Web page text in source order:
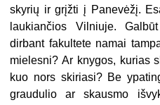
skyrių ir grįžti į Panevėžį.
laukiančios Vilniuje.
dirbant fakultete namai
mielesni? Ar knygos, kurias
kuo nors skiriasi? Be
graudulio ar skausmo